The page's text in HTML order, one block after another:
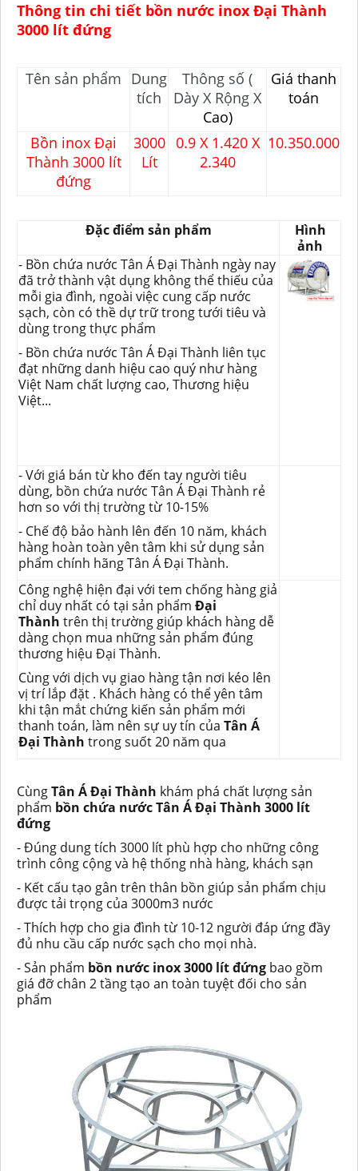
Thông tin chi tiết bồn nước inox Đại Thành
3000 lít đứng
Tên sản phẩm Dung
tích
Thông số (
Dày X Rộng X
Cao)
Giá thanh
toán
Bồn inox Đại
Thành 3000 lít
đứng
3000
Lít
0.9 X 1.420 X
2.340
10.350.000
Đặc điểm sản phẩm
Hình
ảnh
- Bồn chứa nước Tân Á Đại Thành ngày nay
đã trở thành vật dụng không thể thiếu của
mỗi gia đình, ngoài việc cung cấp nước
sạch, còn có thề dự trữ trong tưới tiêu và
dùng trong thực phẩm
- Bồn chứa nước Tân Á Đại Thành liên tục
đạt những danh hiệu cao quý như hàng
Việt Nam chất lượng cao, Thương hiệu
Việt...
- Với giá bán từ kho đến tay người tiêu
dùng, bồn chứa nước Tân Á Đại Thành rẻ
hơn so với thị trường từ 10-15%
- Chế độ bảo hành lên đến 10 năm, khách
hàng hoàn toàn yên tâm khi sử dụng sản
phẩm chính hãng Tân Á Đại Thành.
Công nghệ hiện đại với tem chống hàng giả
chỉ duy nhất có tại sản phẩm Đại
Thành trên thị trường giúp khách hàng dễ
dàng chọn mua những sản phẩm đúng
thương hiệu Đại Thành.
Cùng với dịch vụ giao hàng tận nơi kéo lên
vị trí lắp đặt . Khách hàng có thể yên tâm
khi tận mắt chứng kiến sản phẩm mới
thanh toán, làm nên sự uy tín của Tân Á
Đại Thành trong suốt 20 năm qua
CùngTân Á Đại Thành khám phá chất lượng sản
phẩm bồn chứa nước Tân Á Đại Thành 3000 lít
đứng
- Đúng dung tích 3000 lít phù hợp cho những công
trình công cộng và hệ thống nhà hàng, khách sạn
- Kết cấu tạo gân trên thân bồn giúp sản phẩm chịu
được tải trọng của 3000m3 nước
- Thích hợp cho gia đình từ 10-12 người đáp ứng đầy
đủ nhu cầu cấp nước sạch cho mọi nhà.
- Sản phẩm bồn nước inox 3000 lít đứng bao gồm
giá đỡ chân 2 tầng tạo an toàn tuyệt đối cho sản
phẩm